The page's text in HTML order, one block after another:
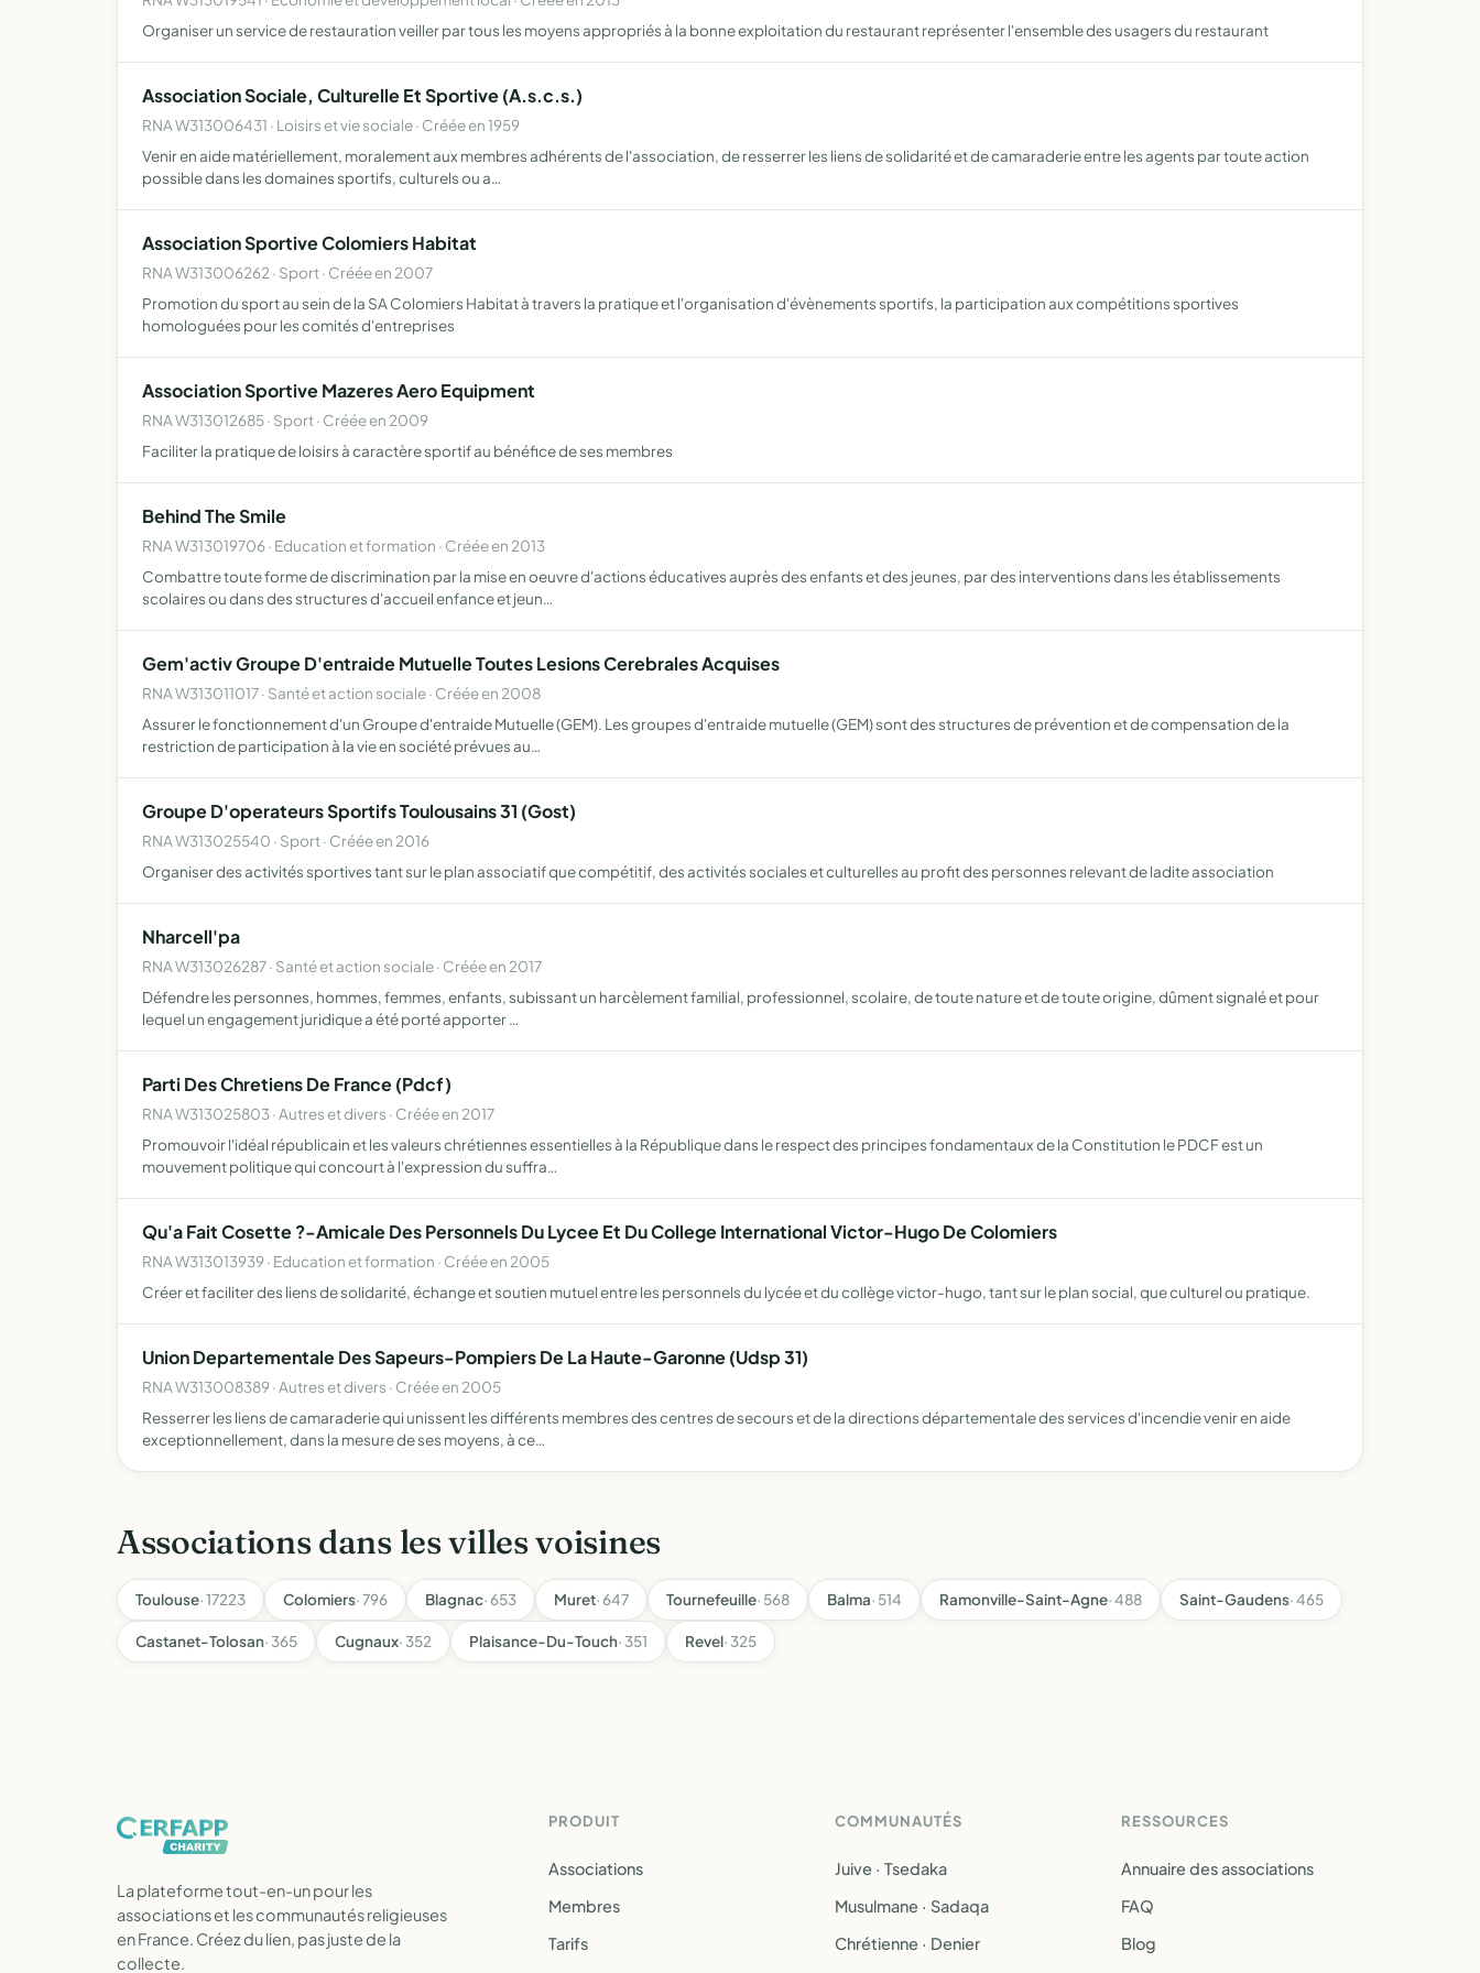
Organiser un service de restauration veiller par tous les moyens appropriés à la bonne exploitation du restaurant représenter l'ensemble des usagers du restaurant
Association Sociale, Culturelle Et Sportive (A.s.c.s.)
RNA W313006431 · Loisirs et vie sociale · Créée en 1959
Venir en aide matériellement, moralement aux membres adhérents de l'association, de resserrer les liens de solidarité et de camaraderie entre les agents par toute action
possible dans les domaines sportifs, culturels ou a…
Association Sportive Colomiers Habitat
RNA W313006262 · Sport · Créée en 2007
Promotion du sport au sein de la SA Colomiers Habitat à travers la pratique et l'organisation d'évènements sportifs, la participation aux compétitions sportives
homologuées pour les comités d'entreprises
Association Sportive Mazeres Aero Equipment
RNA W313012685 · Sport · Créée en 2009
Faciliter la pratique de loisirs à caractère sportif au bénéfice de ses membres
Behind The Smile
RNA W313019706 · Education et formation · Créée en 2013
Combattre toute forme de discrimination par la mise en oeuvre d'actions éducatives auprès des enfants et des jeunes, par des interventions dans les établissements
scolaires ou dans des structures d'accueil enfance et jeun…
Gem'activ Groupe D'entraide Mutuelle Toutes Lesions Cerebrales Acquises
RNA W313011017 · Santé et action sociale · Créée en 2008
Assurer le fonctionnement d'un Groupe d'entraide Mutuelle (GEM). Les groupes d'entraide mutuelle (GEM) sont des structures de prévention et de compensation de la
restriction de participation à la vie en société prévues au…
Groupe D'operateurs Sportifs Toulousains 31 (Gost)
RNA W313025540 · Sport · Créée en 2016
Organiser des activités sportives tant sur le plan associatif que compétitif, des activités sociales et culturelles au profit des personnes relevant de ladite association
Nharcell'pa
RNA W313026287 · Santé et action sociale · Créée en 2017
Défendre les personnes, hommes, femmes, enfants, subissant un harcèlement familial, professionnel, scolaire, de toute nature et de toute origine, dûment signalé et pour
lequel un engagement juridique a été porté apporter …
Parti Des Chretiens De France (Pdcf)
RNA W313025803 · Autres et divers · Créée en 2017
Promouvoir l'idéal républicain et les valeurs chrétiennes essentielles à la République dans le respect des principes fondamentaux de la Constitution le PDCF est un
mouvement politique qui concourt à l'expression du suffra…
Qu'a Fait Cosette ?-Amicale Des Personnels Du Lycee Et Du College International Victor-Hugo De Colomiers
RNA W313013939 · Education et formation · Créée en 2005
Créer et faciliter des liens de solidarité, échange et soutien mutuel entre les personnels du lycée et du collège victor-hugo, tant sur le plan social, que culturel ou pratique.
Union Departementale Des Sapeurs-Pompiers De La Haute-Garonne (Udsp 31)
RNA W313008389 · Autres et divers · Créée en 2005
Resserrer les liens de camaraderie qui unissent les différents membres des centres de secours et de la directions départementale des services d'incendie venir en aide
exceptionnellement, dans la mesure de ses moyens, à ce…
Associations dans les villes voisines
Toulouse· 17223 Colomiers· 796 Blagnac· 653 Muret· 647 Tournefeuille· 568 Balma· 514 Ramonville-Saint-Agne· 488 Saint-Gaudens· 465
Castanet-Tolosan· 365 Cugnaux· 352 Plaisance-Du-Touch· 351 Revel· 325
La plateforme tout-en-un pour les
associations et les communautés religieuses
en France. Créez du lien, pas juste de la
collecte.
PRODUIT
Associations
Membres
Tarifs
COMMUNAUTÉS
Juive · Tsedaka
Musulmane · Sadaqa
Chrétienne · Denier
RESSOURCES
Annuaire des associations
FAQ
Blog